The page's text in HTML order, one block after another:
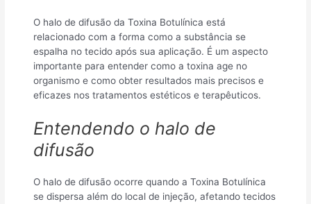
O halo de difusão da Toxina Botulínica está
relacionado com a forma como a substância se
espalha no tecido após sua aplicação. É um aspecto
importante para entender como a toxina age no
organismo e como obter resultados mais precisos e
eficazes nos tratamentos estéticos e terapêuticos.
Entendendo o halo de
difusão
O halo de difusão ocorre quando a Toxina Botulínica
se dispersa além do local de injeção, afetando tecidos